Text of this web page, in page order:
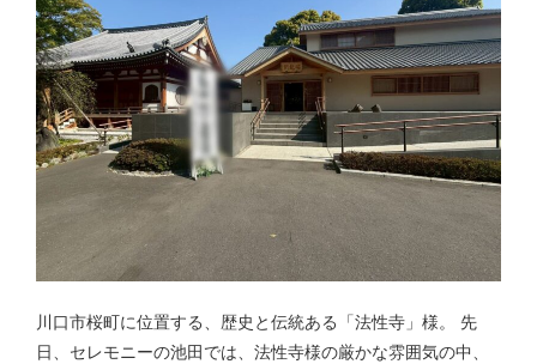
川口市桜町に位置する、歴史と伝統ある「法性寺」様。 先
日、セレモニーの池田では、法性寺様の厳かな雰囲気の中、